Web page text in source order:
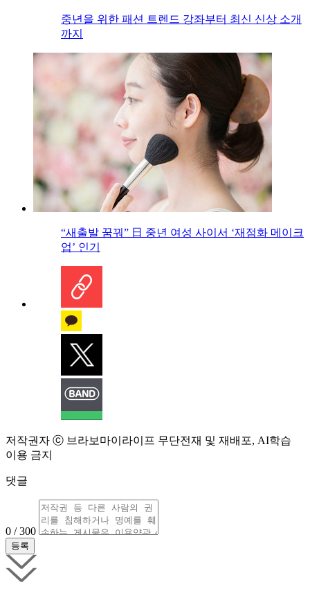
중년을 위한 패션 트렌드 강좌부터 최신 신상 소개
까지
“새출발 꿈꿔” 日 중년 여성 사이서 ‘재점화 메이크
업’ 인기
저작권자 ⓒ 브라보마이라이프 무단전재 및 재배포, AI학습
이용 금지
댓글
0 / 300